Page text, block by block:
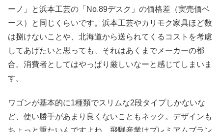
ーノ」と浜本工芸の「No.89デスク」の価格差（実売価ベ
ース）と同じくらいです。浜本工芸やカリモク家具ほど数
は捌けないことや、北海道から送られてくるコストを考慮
してあげたいと思っても、それはあくまでメーカーの都
合。消費者としてはやっぱり厳しいなーと感じてしまいま
す。
ワゴンが基本的に1種類でスリムな2段タイプしかないな
ど、使い勝手があまり良くないこともネック。デザインも
ちょっと重たいんですよね。飛騨産業はプレミアムブラン